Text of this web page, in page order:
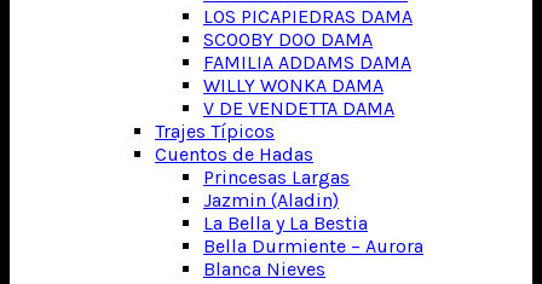
LOS PICAPIEDRAS DAMA
SCOOBY DOO DAMA
FAMILIA ADDAMS DAMA
WILLY WONKA DAMA
V DE VENDETTA DAMA
Trajes Típicos
Cuentos de Hadas
Princesas Largas
Jazmin (Aladin)
La Bella y La Bestia
Bella Durmiente – Aurora
Blanca Nieves